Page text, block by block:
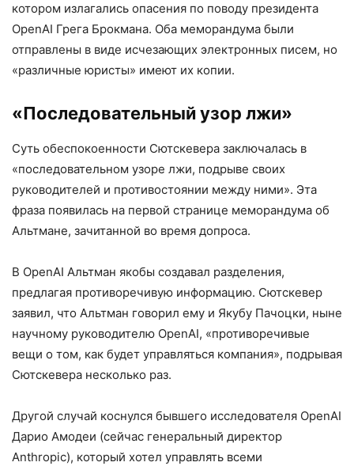
котором излагались опасения по поводу президента
OpenAI Грега Брокмана. Оба меморандума были
отправлены в виде исчезающих электронных писем, но
«различные юристы» имеют их копии.
«Последовательный узор лжи»
Суть обеспокоенности Сютскевера заключалась в
«последовательном узоре лжи, подрыве своих
руководителей и противостоянии между ними». Эта
фраза появилась на первой странице меморандума об
Альтмане, зачитанной во время допроса.
В OpenAI Альтман якобы создавал разделения,
предлагая противоречивую информацию. Сютскевер
заявил, что Альтман говорил ему и Якубу Пачоцки, ныне
научному руководителю OpenAI, «противоречивые
вещи о том, как будет управляться компания», подрывая
Сютскевера несколько раз.
Другой случай коснулся бывшего исследователя OpenAI
Дарио Амодеи (сейчас генеральный директор
Anthropic), который хотел управлять всеми